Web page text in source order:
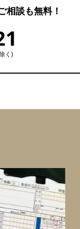
相談も無料！
く)